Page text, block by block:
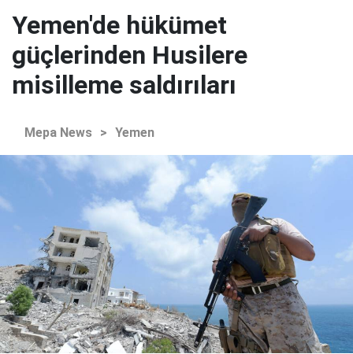
Yemen'de hükümet
güçlerinden Husilere
misilleme saldırıları
Mepa News > Yemen